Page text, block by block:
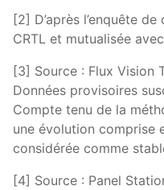
[2] D’après l’enquête
CRTL et mutualisée
[3] Source : Flux Vision
Données provisoires
Compte tenu de la
une évolution comprise
considérée comme
[4] Source : Panel